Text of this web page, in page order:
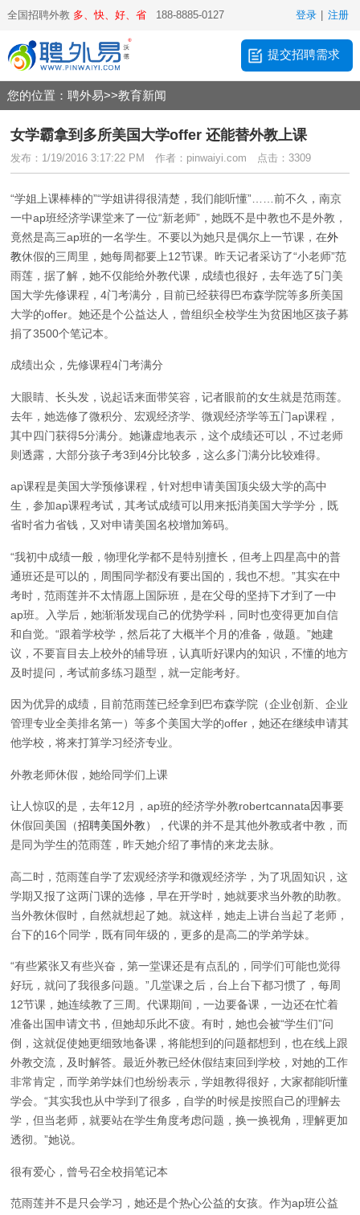
全国招聘外教 多、快、好、省188-8885-0127 登录 注册
提交招聘需求
您的位置： 聘外易>>教育新闻
女学霸拿到多所美国大学offer 还能替外教上课
发布：1/19/2016 3:17:22 PM 作者：pinwaiyi.com 点击：3309
“学姐上课棒棒的”“学姐讲得很清楚，我们能听懂”……前不久，南京
一中ap班经济学课堂来了一位“新老师”，她既不是中教也不是外教，
竟然是高三ap班的一名学生。不要以为她只是偶尔上一节课，在外
教休假的三周里，她每周都要上12节课。昨天记者采访了“小老师”范
雨莲，据了解，她不仅能给外教代课，成绩也很好，去年选了5门美
国大学先修课程，4门考满分，目前已经获得巴布森学院等多所美国
大学的offer。她还是个公益达人，曾组织全校学生为贫困地区孩子募
捐了3500个笔记本。
成绩出众，先修课程4门考满分
大眼睛、长头发，说起话来面带笑容，记者眼前的女生就是范雨莲。
去年，她选修了微积分、宏观经济学、微观经济学等五门ap课程，
其中四门获得5分满分。她谦虚地表示，这个成绩还可以，不过老师
则透露，大部分孩子考3到4分比较多，这么多门满分比较难得。
ap课程是美国大学预修课程，针对想申请美国顶尖级大学的高中
生，参加ap课程考试，其考试成绩可以用来抵消美国大学学分，既
省时省力省钱，又对申请美国名校增加筹码。
“我初中成绩一般，物理化学都不是特别擅长，但考上四星高中的普
通班还是可以的，周围同学都没有要出国的，我也不想。”其实在中
考时，范雨莲并不太情愿上国际班，是在父母的坚持下才到了一中
ap班。入学后，她渐渐发现自己的优势学科，同时也变得更加自信
和自觉。“跟着学校学，然后花了大概半个月的准备，做题。”她建
议，不要盲目去上校外的辅导班，认真听好课内的知识，不懂的地方
及时提问，考试前多练习题型，就一定能考好。
因为优异的成绩，目前范雨莲已经拿到巴布森学院（企业创新、企业
管理专业全美排名第一）等多个美国大学的offer，她还在继续申请其
他学校，将来打算学习经济专业。
外教老师休假，她给同学们上课
让人惊叹的是，去年12月，ap班的经济学外教robertcannata因事要
休假回美国（招聘美国外教），代课的并不是其他外教或者中教，而
是同为学生的范雨莲，昨天她介绍了事情的来龙去脉。
高二时，范雨莲自学了宏观经济学和微观经济学，为了巩固知识，这
学期又报了这两门课的选修，早在开学时，她就要求当外教的助教。
当外教休假时，自然就想起了她。就这样，她走上讲台当起了老师，
台下的16个同学，既有同年级的，更多的是高二的学弟学妹。
“有些紧张又有些兴奋，第一堂课还是有点乱的，同学们可能也觉得
好玩，就问了我很多问题。”几堂课之后，台上台下都习惯了，每周
12节课，她连续教了三周。代课期间，一边要备课，一边还在忙着
准备出国申请文书，但她却乐此不疲。有时，她也会被“学生们”问
倒，这就促使她更细致地备课，将能想到的问题都想到，也在线上跟
外教交流，及时解答。最近外教已经休假结束回到学校，对她的工作
非常肯定，而学弟学妹们也纷纷表示，学姐教得很好，大家都能听懂
学会。“其实我也从中学到了很多，自学的时候是按照自己的理解去
学，但当老师，就要站在学生角度考虑问题，换一换视角，理解更加
透彻。”她说。
很有爱心，曾号召全校捐笔记本
范雨莲并不是只会学习，她还是个热心公益的女孩。作为ap班公益